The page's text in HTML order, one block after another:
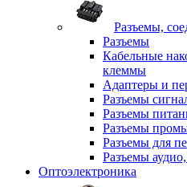
Разъемы,
Разъемы
Кабельные
клеммы
Адаптеры и
Разъемы
Разъемы
Разъемы
Разъемы для
Разъемы
Оптоэлектроника